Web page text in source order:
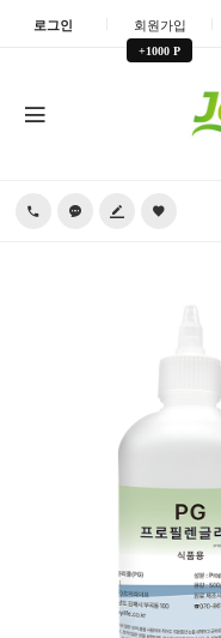
로그인 회원가입
+1000 P